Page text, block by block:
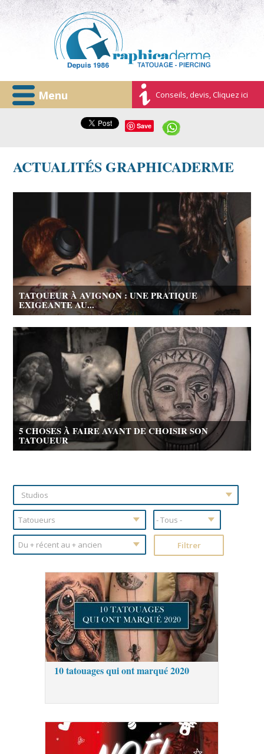
Menu Conseils, devis, Cliquez ici
Save
ACTUALITÉS GRAPHICADERME
TATOUEUR À AVIGNON : UNE PRATIQUE
EXIGEANTE AU...
5 CHOSES À FAIRE AVANT DE CHOISIR SON
TATOUEUR
10 tatouages qui ont marqué 2020